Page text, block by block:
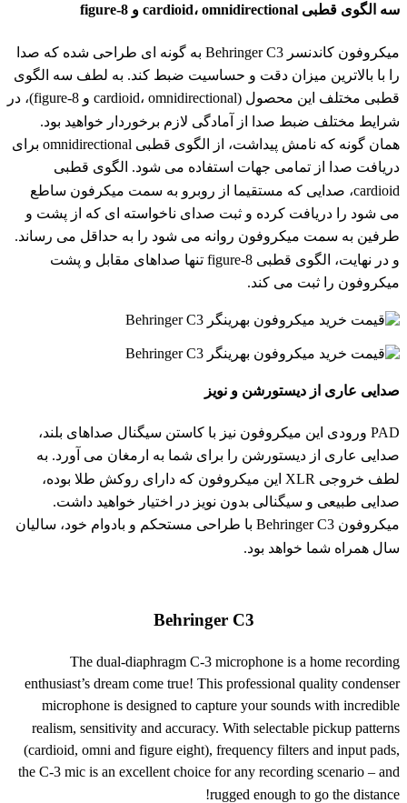
سه الگوی قطبی cardioid، omnidirectional و figure-8
میکروفون کاندنسر Behringer C3 به گونه ای طراحی شده که صدا
را با بالاترین میزان دقت و حساسیت ضبط کند. به لطف سه الگوی
قطبی مختلف این محصول (cardioid، omnidirectional و figure-8)، در
شرایط مختلف ضبط صدا از آمادگی لازم برخوردار خواهید بود.
همان گونه که نامش پیداشت، از الگوی قطبی omnidirectional برای
دریافت صدا از تمامی جهات استفاده می شود. الگوی قطبی
cardioid، صدایی که مستقیما از روبرو به سمت میکرفون ساطع
می شود را دریافت کرده و ثبت صدای ناخواسته ای که از پشت و
طرفین به سمت میکروفون روانه می شود را به حداقل می رساند.
و در نهایت، الگوی قطبی figure-8 تنها صداهای مقابل و پشت
میکروفون را ثبت می کند.
صدایی عاری از دیستورشن و نویز
PAD ورودی این میکروفون نیز با کاستن سیگنال صداهای بلند،
صدایی عاری از دیستورشن را برای شما به ارمغان می آورد. به
لطف خروجی XLR این میکروفون که دارای روکش طلا بوده،
صدایی طبیعی و سیگنالی بدون نویز در اختیار خواهید داشت.
میکروفون Behringer C3 با طراحی مستحکم و بادوام خود، سالیان
سال همراه شما خواهد بود.
Behringer C3
The dual-diaphragm C-3 microphone is a home recording
enthusiast’s dream come true! This professional quality condenser
microphone is designed to capture your sounds with incredible
realism, sensitivity and accuracy. With selectable pickup patterns
(cardioid, omni and figure eight), frequency filters and input pads,
the C-3 mic is an excellent choice for any recording scenario – and
rugged enough to go the distance!